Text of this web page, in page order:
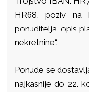
HR68, poziv na
ponuditelja, opis
nekretnine“.
Ponude se
najkasnije do 22.